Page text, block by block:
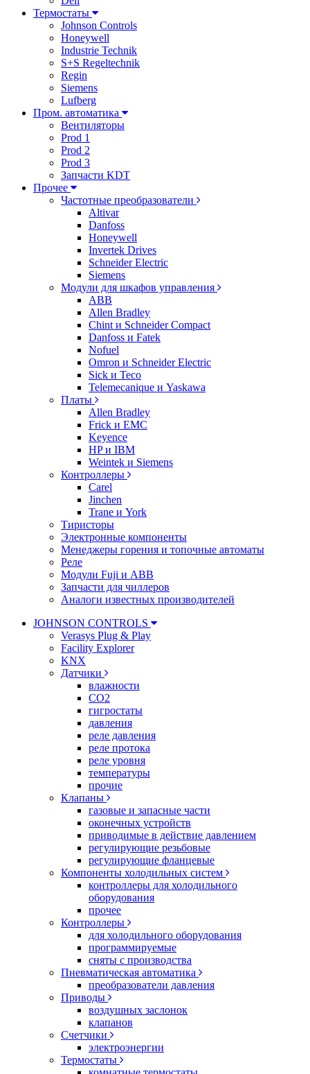
Термостаты
Johnson Controls
Honeywell
Industrie Technik
S+S Regeltechnik
Regin
Siemens
Lufberg
Пром. автоматика
Вентиляторы
Prod 1
Prod 2
Prod 3
Запчасти KDT
Прочее
Частотные преобразователи
Altivar
Danfoss
Honeywell
Invertek Drives
Schneider Electric
Siemens
Модули для шкафов управления
ABB
Allen Bradley
Chint и Schneider Compact
Danfoss и Fatek
Nofuel
Omron и Schneider Electric
Sick и Teco
Telemecanique и Yaskawa
Платы
Allen Bradley
Frick и EMC
Keyence
HP и IBM
Weintek и Siemens
Контроллеры
Carel
Jinchen
Trane и York
Тиристоры
Электронные компоненты
Менеджеры горения и топочные автоматы
Реле
Модули Fuji и ABB
Запчасти для чиллеров
Аналоги известных производителей
JOHNSON CONTROLS
Verasys Plug & Play
Facility Explorer
KNX
Датчики
влажности
CO2
гигростаты
давления
реле давления
реле протока
реле уровня
температуры
прочие
Клапаны
газовые и запасные части
оконечных устройств
приводимые в действие давлением
регулирующие резьбовые
регулирующие фланцевые
Компоненты холодильных систем
контроллеры для холодильного
оборудования
прочее
Контроллеры
для холодильного оборудования
программируемые
сняты с производства
Пневматическая автоматика
преобразователи давления
Приводы
воздушных заслонок
клапанов
Счетчики
электроэнергии
Термостаты